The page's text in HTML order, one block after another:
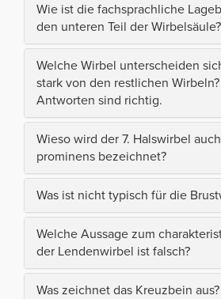
Wie ist die fachsprachliche
den unteren Teil der Wirbelsäule?
Welche Wirbel unterscheiden
stark von den restlichen
Antworten sind richtig.
Wieso wird der 7. Halswirbel
prominens bezeichnet?
Was ist nicht typisch für die
Welche Aussage zum
der Lendenwirbel ist falsch?
Was zeichnet das Kreuzbein aus?